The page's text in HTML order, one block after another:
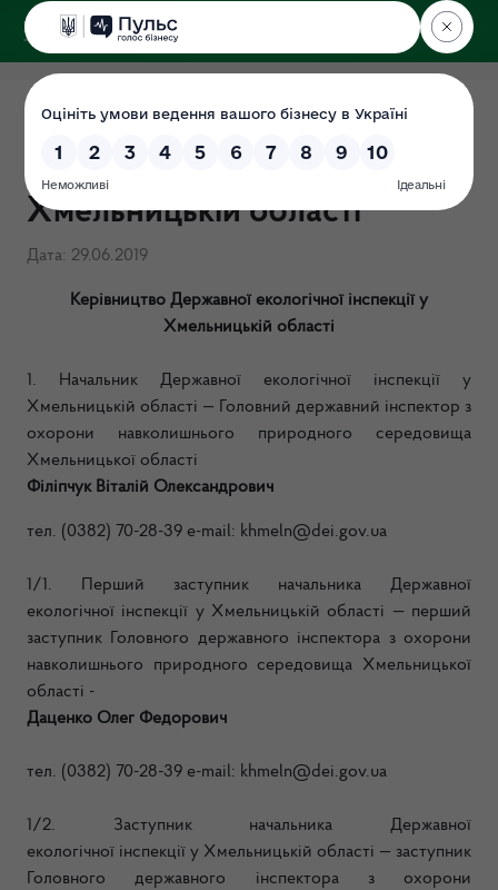
ДЕРЖЕКОІНСПЕКЦІЯ
у Хмельницькій області
Структура Державної
екологічної інспекції у
Хмельницькій області
Дата: 29.06.2019
Керівництво Державної екологічної інспекціїу
Хмельницькій області
1. Начальник Державної екологічної інспекції у
Хмельницькій області — Головний державний інспектор з
охорони навколишнього природного середовища
Хмельницької області
Філіпчук Віталій Олександрович
тел. (0382) 70-28-39 e-mail: khmeln@dei.gov.ua
1/1. Перший заступник начальника Державної
екологічної інспекції у Хмельницькій області — перший
заступник Головного державного інспектора з охорони
навколишнього природного середовища Хмельницької
області -
Даценко Олег Федорович
тел. (0382) 70-28-39 e-mail: khmeln@dei.gov.ua
1/2. Заступник начальника Державної
екологічної інспекції у Хмельницькій області — заступник
оловного державного інспектораз охорони